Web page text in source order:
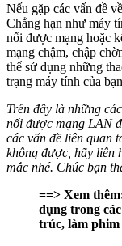
Nếu gặp các vấn đề
Chẳng hạn như máy
nối được mạng hoặc
mạng chậm, chập
thể sử dụng những
trạng máy tính của
Trên đây là những
nối được mạng LAN
các vấn đề liên quan
không được, hãy liên
mắc nhé. Chúc bạn
==> Xem
dụng trong
trúc, làm